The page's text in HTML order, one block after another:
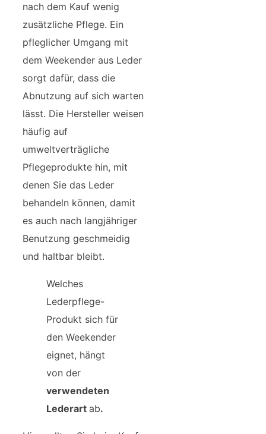
nach dem Kauf wenig
zusätzliche Pflege. Ein
pfleglicher Umgang mit
dem Weekender aus Leder
sorgt dafür, dass die
Abnutzung auf sich warten
lässt. Die Hersteller weisen
häufig auf
umweltverträgliche
Pflegeprodukte hin, mit
denen Sie das Leder
behandeln können, damit
es auch nach langjähriger
Benutzung geschmeidig
und haltbar bleibt.
Welches
Lederpflege-
Produkt sich für
den Weekender
eignet, hängt
von der
verwendeten
Lederart ab.